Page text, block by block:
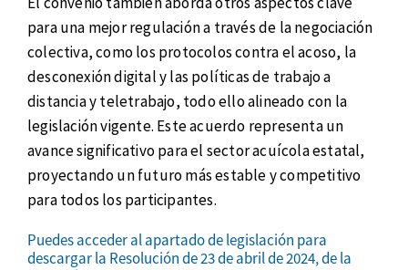
para una mejor regulación a través de la negociación
colectiva, como los protocolos contra el acoso, la
desconexión digital y las políticas de trabajo a
distancia y teletrabajo, todo ello alineado con la
legislación vigente. Este acuerdo representa un
avance significativo para el sector acuícola estatal,
proyectando un futuro más estable y competitivo
para todos los participantes.
Puedes acceder al apartado de legislación para
descargar la Resolución de 23 de abril de 2024, de la